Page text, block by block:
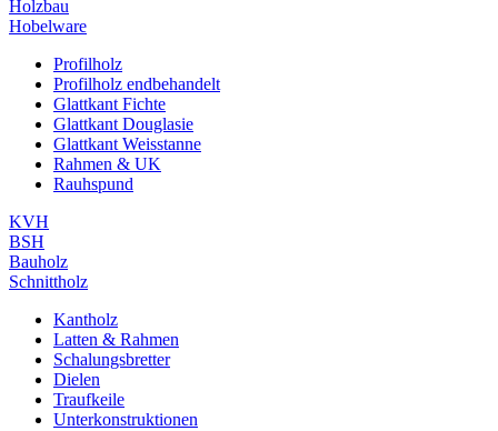
Holzbau
Hobelware
Profilholz
Profilholz endbehandelt
Glattkant Fichte
Glattkant Douglasie
Glattkant Weisstanne
Rahmen & UK
Rauhspund
KVH
BSH
Bauholz
Schnittholz
Kantholz
Latten & Rahmen
Schalungsbretter
Dielen
Traufkeile
Unterkonstruktionen